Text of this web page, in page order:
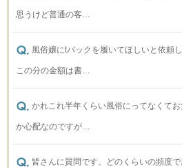
思うけど普通の客…
風俗嬢にtバックを履いてほしいと依頼
この分の金額は書…
かれこれ半年くらい風俗にってなくて
か心配なのですが…
皆さんに質問です。どのくらいの頻度